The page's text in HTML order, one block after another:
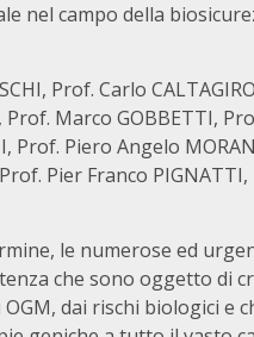
nel campo della
Prof. Carlo
Marco GOBBETTI,
Prof. Piero Angelo
Pier Franco
le numerose ed
che sono oggetto di
dai rischi biologici e